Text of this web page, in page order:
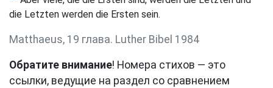
die Letzten werden die Ersten sein.
Matthaeus, 19 глава. Luther Bibel 1984
Обратите внимание! Номера стихов — это
ссылки, ведущие на раздел со сравнением